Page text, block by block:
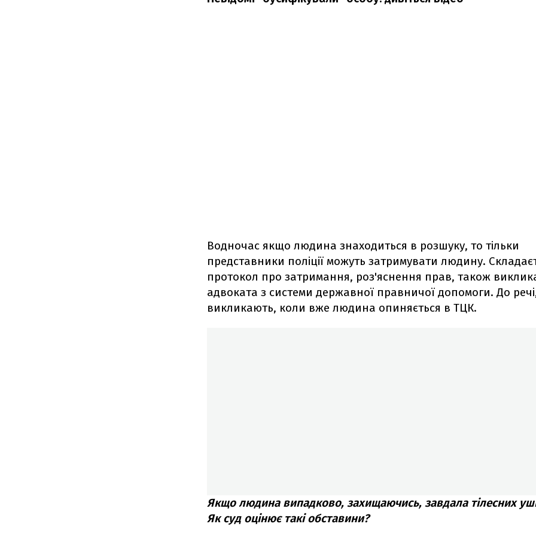
Водночас якщо людина знаходиться в розшуку, то тільки
представники поліції можуть затримувати людину.
протокол про затримання, роз'яснення прав, також
адвоката з системи державної правничої допомоги. До
викликають, коли вже людина опиняється в ТЦК.
Якщо людина випадково, захищаючись, завдала тілесних
Як суд оцінює такі обставини?